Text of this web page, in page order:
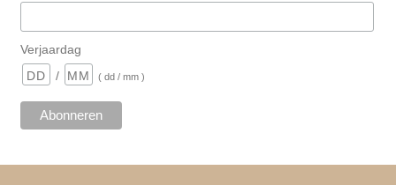
Verjaardag
/
( dd / mm )